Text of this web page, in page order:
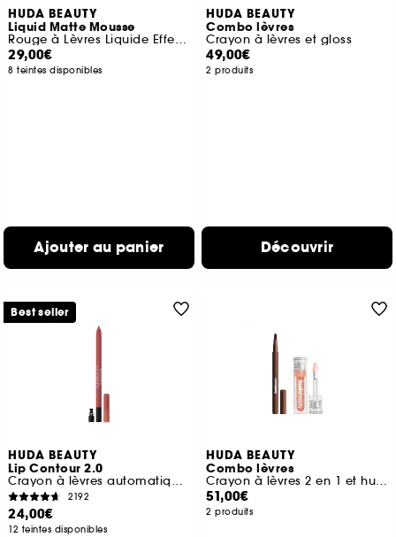
HUDA BEAUTY
Liquid Matte Mousse
Rouge à Lèvres Liquide Effet Velours
29,00€
8 teintes disponibles
Ajouter au panier
HUDA BEAUTY
Combo lèvres
Crayon à lèvres et gloss
49,00€
2 produits
Découvrir
HUDA BEAUTY
Lip Contour 2.0
Crayon à lèvres automatique mat
2192
24,00€
12 teintes disponibles
Best seller
HUDA BEAUTY
Combo lèvres
Crayon à lèvres 2 en 1 et huile à lèvres
51,00€
2 produits